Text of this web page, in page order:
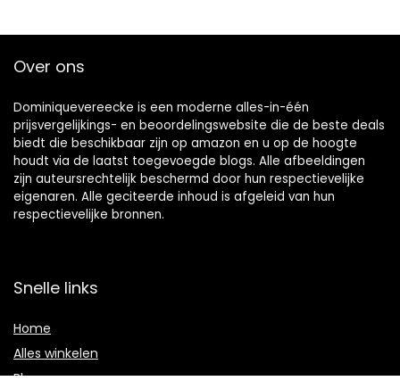
Over ons
Dominiquevereecke is een moderne alles-in-één
prijsvergelijkings- en beoordelingswebsite die de beste deals
biedt die beschikbaar zijn op amazon en u op de hoogte
houdt via de laatst toegevoegde blogs. Alle afbeeldingen
zijn auteursrechtelijk beschermd door hun respectievelijke
eigenaren. Alle geciteerde inhoud is afgeleid van hun
respectievelijke bronnen.
Snelle links
Home
Alles winkelen
Blogs